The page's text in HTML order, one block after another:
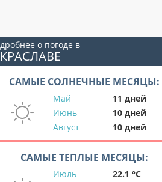
о погоде в
САМЫЕ СОЛНЕЧНЫЕ МЕСЯЦЫ:
Май
11 дней
Июнь
10 дней
Август
10 дней
САМЫЕ ТЕПЛЫЕ МЕСЯЦЫ:
Июль
22.1 °C